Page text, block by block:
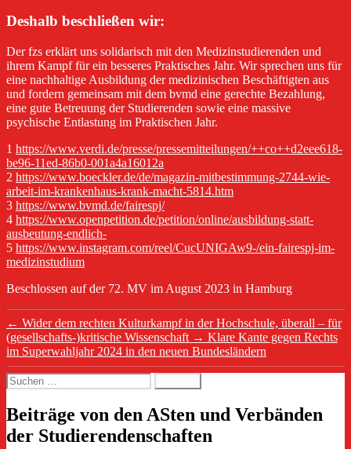
Deshalb beschließen wir:
Der fzs erklärt uns solidarisch mit den Medizinstudierenden und
ihrem Kampf für ein besseres Praktisches Jahr. Wir sprechen uns für
eine nachhaltige Ausbildung der medizinischen Beschäftigten aus
und fordern gemeinsam mit dem bvmd eine gerechte Bezahlung,
eine gute Betreuung der Studierenden sowie eine massive
psychische Entlastung im Praktischen Jahr.
1 https://www.verdi.de/presse/pressemitteilungen/++co++d2eee618-
be96-11ed-86b0-001a4a16012a
2 https://www.boeckler.de/de/magazin-mitbestimmung-2744-wie-
arbeit-im-krankenhaus-krank-macht-5814.htm
3 https://www.bvmd.de/fairespj/
4 https://www.openpetition.de/petition/online/ausbildung-statt-
ausbeutung-endlich-
5 https://www.instagram.com/reel/CucUNIGAw9-/ein-fairespj-im-
medizinstudium
Beschlossen auf der 72. MV im August 2023 in Hamburg
← Wider dem rechten Kulturkampf in der Hochschule, überall – für
(gesellschafts-)kritische Wissenschaft → Klare Kante gegen Rechts
im Superwahljahr 2024 in den neuen Bundesländern
Suchen
nach:
Beiträge von den ASten und Verbänden
der Studierendenschaften